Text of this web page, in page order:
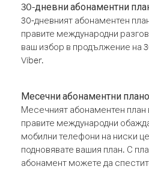
30-дневни абонаментни
30-дневният абонаментен
правите международни
ваш избор в продължение на
Viber.
Месечни абонаментни
Месечният абонаментен план
правите международни
мобилни телефони на ниски
подновявате вашия план. С
абонамент можете да